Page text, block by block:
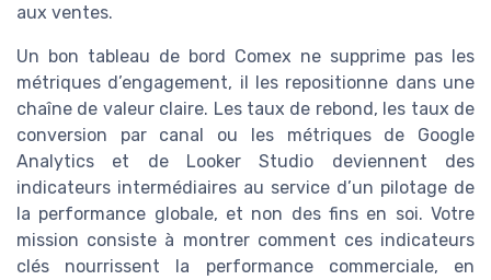
aux ventes.
Un bon tableau de bord Comex ne supprime pas les
métriques d’engagement, il les repositionne dans une
chaîne de valeur claire. Les taux de rebond, les taux de
conversion par canal ou les métriques de Google
Analytics et de Looker Studio deviennent des
indicateurs intermédiaires au service d’un pilotage de
la performance globale, et non des fins en soi. Votre
mission consiste à montrer comment ces indicateurs
clés nourrissent la performance commerciale, en